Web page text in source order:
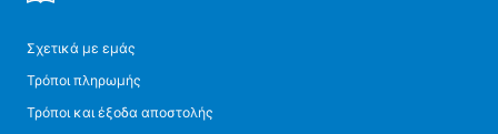
Σχετικά με εμάς
Τρόποι πληρωμής
Τρόποι και έξοδα αποστολής